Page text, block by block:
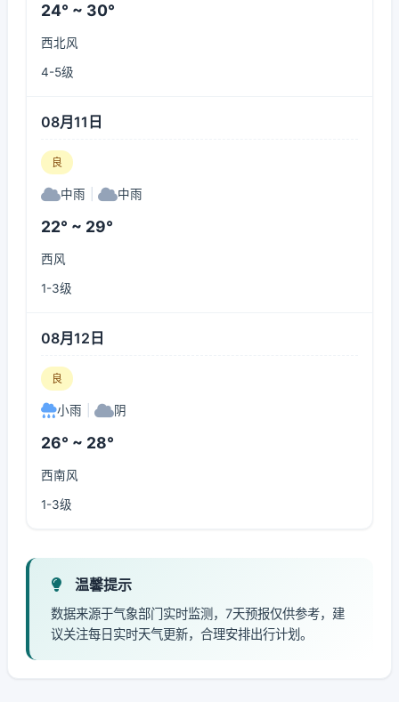
24° ~ 30°
西北风
4-5级
08月11日
良
中雨 中雨
22° ~ 29°
西风
1-3级
08月12日
良
小雨 阴
26° ~ 28°
西南风
1-3级
温馨提示
数据来源于气象部门实时监测，7天预报仅供参考，建
议关注每日实时天气更新，合理安排出行计划。